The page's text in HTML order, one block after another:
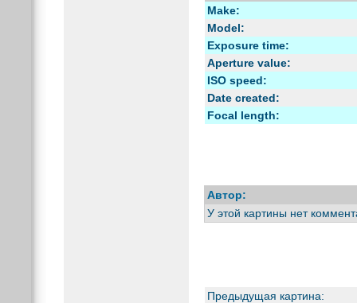
Make:
Model:
Exposure time:
Aperture value:
ISO speed:
Date created:
Focal length:
Автор:
У этой картины нет
Предыдущая картина: